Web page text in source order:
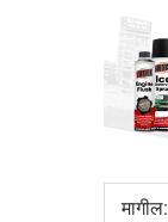
मागील: